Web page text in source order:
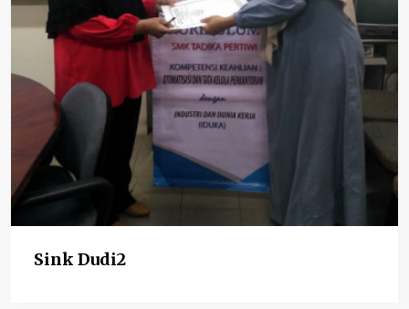
Sink Dudi2